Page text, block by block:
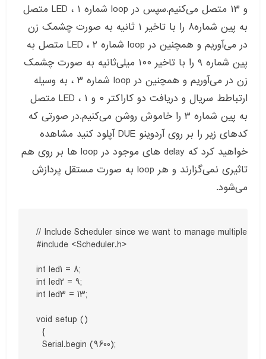
و ۱۳ متصل می‌کنیم.سپس در loop شماره ۱ ، LED متصل
به پین شماره۸ را با تاخیر ۱ ثانیه به صورت چشمک زن
در می‌آوریم و همچنین در loop شماره ۲ ، LED متصل به
پین شماره ۹ را با تاخیر ۱۰۰ میلی‌ثانیه به صورت چشمک
زن در می‌آوریم و همچنین در loop شماره ۳ ، به وسیله
ارتباطط سریال و دریافت دو کاراکتر ۰ و ۱ ، LED متصل
به پین شماره ۳ را خاموش روشن می‌کنیم.در صورتی که
کد‌های زیر را بر روی آردوینو DUE آپلود کنید مشاهده
خواهید کرد که delay های موجود در loop ها بر روی هم
تاثیری نمی‌گزارند و هر loop به صورت مستقل پردازش
می‌شود.
// Include Scheduler since we want to manage multiple
#include <Scheduler.h>
int led1 = 8;
int led2 = 9;
int led3 = 13;
void setup ()
  {
  Serial.begin (9600);